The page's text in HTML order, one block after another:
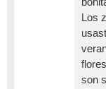
Los
son